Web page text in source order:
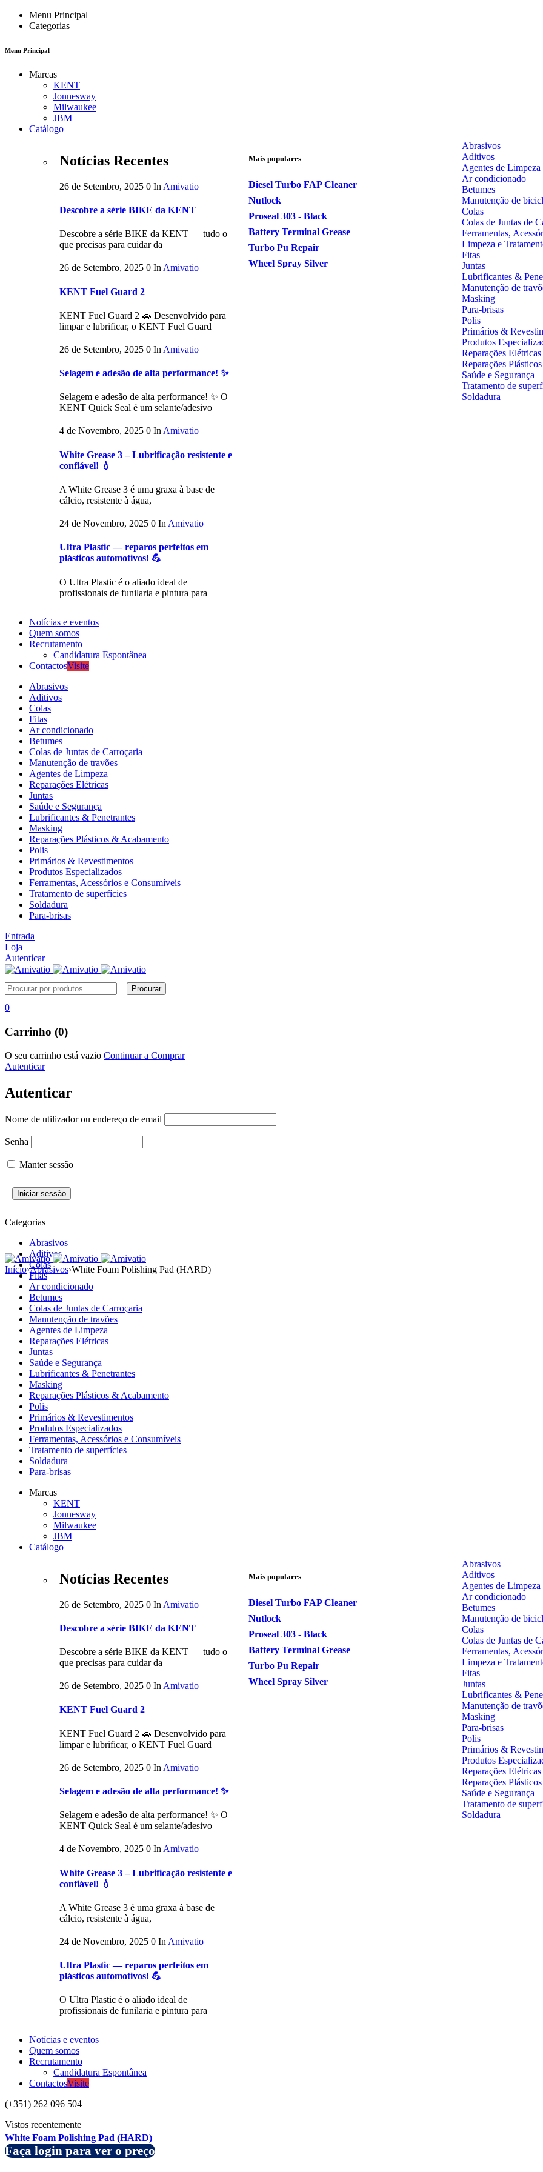
Menu Principal
Categorias
Menu Principal
Marcas
KENT
Jonnesway
Milwaukee
JBM
Catálogo
Notícias Recentes
26 de Setembro, 2025 0 In Amivatio
Descobre a série BIKE da KENT
Descobre a série BIKE da KENT — tudo o
que precisas para cuidar da
26 de Setembro, 2025 0 In Amivatio
KENT Fuel Guard 2
KENT Fuel Guard 2 🚗 Desenvolvido para
limpar e lubrificar, o KENT Fuel Guard
26 de Setembro, 2025 0 In Amivatio
Selagem e adesão de alta performance! ✨
Selagem e adesão de alta performance! ✨ O
KENT Quick Seal é um selante/adesivo
4 de Novembro, 2025 0 InAmivatio
White Grease 3 – Lubrificação resistente e
confiável! 💧
A White Grease 3 é uma graxa à base de
cálcio, resistente à água,
24 de Novembro, 2025 0 In Amivatio
Ultra Plastic — reparos perfeitos em
plásticos automotivos! 💪
O Ultra Plastic é o aliado ideal de
profissionais de funilaria e pintura para
Mais populares
Diesel Turbo FAP Cleaner
Nutlock
Proseal 303 - Black
Battery Terminal Grease
Turbo Pu Repair
Wheel Spray Silver
Abrasivos
Aditivos
Agentes de Limpeza
Ar condicionado
Betumes
Manutenção de
Colas
Colas de Juntas de
Ferramentas,
Limpeza e
Fitas
Juntas
Lubrificantes &
Manutenção de
Masking
Para-brisas
Polis
Primários &
Produtos
Reparações Elétricas
Reparações
Saúde e Segurança
Tratamento de
Soldadura
Notícias e eventos
Quem somos
Recrutamento
Candidatura Espontânea
ContactosVisite
Abrasivos
Aditivos
Colas
Fitas
Ar condicionado
Betumes
Colas de Juntas de Carroçaria
Manutenção de travões
Agentes de Limpeza
Reparações Elétricas
Juntas
Saúde e Segurança
Lubrificantes & Penetrantes
Masking
Reparações Plásticos & Acabamento
Polis
Primários & Revestimentos
Produtos Especializados
Ferramentas, Acessórios e Consumíveis
Tratamento de superfícies
Soldadura
Para-brisas
Entrada
Loja
Autenticar
0
Carrinho (0)
O seu carrinho está vazio Continuar a Comprar
Autenticar
Autenticar
Nome de utilizador ou endereço de email
Senha
Manter sessão
Categorias
Abrasivos
Aditivos
Colas
Fitas
Ar condicionado
Betumes
Colas de Juntas de Carroçaria
Manutenção de travões
Agentes de Limpeza
Reparações Elétricas
Juntas
Saúde e Segurança
Lubrificantes & Penetrantes
Masking
Reparações Plásticos & Acabamento
Polis
Primários & Revestimentos
Produtos Especializados
Ferramentas, Acessórios e Consumíveis
Tratamento de superfícies
Soldadura
Para-brisas
Marcas
KENT
Jonnesway
Milwaukee
JBM
Catálogo
Notícias Recentes
26 de Setembro, 2025 0 In Amivatio
Descobre a série BIKE da KENT
Descobre a série BIKE da KENT — tudo o
que precisas para cuidar da
26 de Setembro, 2025 0 In Amivatio
KENT Fuel Guard 2
KENT Fuel Guard 2 🚗 Desenvolvido para
limpar e lubrificar, o KENT Fuel Guard
26 de Setembro, 2025 0 In Amivatio
Selagem e adesão de alta performance! ✨
Selagem e adesão de alta performance! ✨ O
KENT Quick Seal é um selante/adesivo
4 de Novembro, 2025 0 In Amivatio
White Grease 3 – Lubrificação resistente e
confiável! 💧
A White Grease 3 é uma graxa à base de
cálcio, resistente à água,
24 de Novembro, 2025 0 In Amivatio
Ultra Plastic — reparos perfeitos em
plásticos automotivos! 💪
O Ultra Plastic é o aliado ideal de
profissionais de funilaria e pintura para
Mais populares
Diesel Turbo FAP Cleaner
Nutlock
Proseal 303 - Black
Battery Terminal Grease
Turbo Pu Repair
Wheel Spray Silver
Abrasivos
Aditivos
Agentes de Limpeza
Ar condicionado
Betumes
Manutenção de
Colas
Colas de Juntas de
Ferramentas,
Limpeza e
Fitas
Juntas
Lubrificantes &
Manutenção de
Masking
Para-brisas
Polis
Primários &
Produtos
Reparações Elétricas
Reparações
Saúde e Segurança
Tratamento de
Soldadura
Notícias e eventos
Quem somos
Recrutamento
Candidatura Espontânea
ContactosVisite
(+351) 262 096 504
Vistos recentemente
White Foam Polishing Pad (HARD)
Faça login para ver o preço
Início›Abrasivos›White Foam Polishing Pad (HARD)